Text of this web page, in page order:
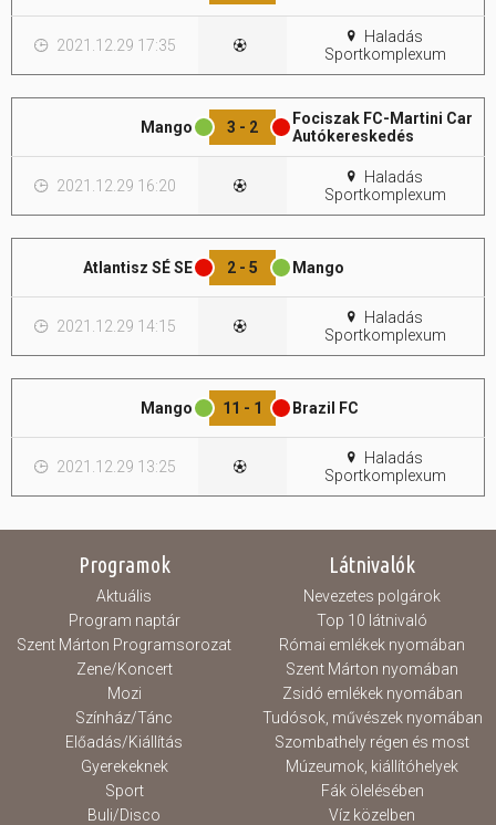
Hasznos
2021.12.29 17:35
Haladás
Sportkomplexum
Mango 3 - 2
Fociszak FC-Martini Car
Autókereskedés
2021.12.29 16:20
Haladás
Sportkomplexum
Atlantisz SÉ SE 2 - 5 Mango
2021.12.29 14:15
Haladás
Sportkomplexum
Mango 11 - 1 Brazil FC
2021.12.29 13:25
Haladás
Sportkomplexum
Programok
Aktuális
Program naptár
Szent Márton Programsorozat
Zene/Koncert
Mozi
Színház/Tánc
Előadás/Kiállítás
Gyerekeknek
Sport
Buli/Disco
Látnivalók
Nevezetes polgárok
Top 10 látnivaló
Római emlékek nyomában
Szent Márton nyomában
Zsidó emlékek nyomában
Tudósok, művészek nyomában
Szombathely régen és most
Múzeumok, kiállítóhelyek
Fák ölelésében
Víz közelben